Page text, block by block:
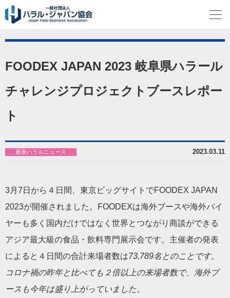
FOODEX JAPAN 2023 岐阜県ハラール
チャレンジプロジェクトブースレポー
ト
2023.03.11
最新ハラルニュース
3月7日から４日間、東京ビッグサイトでFOODEX JAPAN
2023が開催されました。FOODEXは海外ブースや海外バイ
ヤーも多く国内だけではなく世界とつながり商談ができる
アジア最大級の食品・飲料専門展示会です。主催者の発表
によると４日間の合計来場者数は73,789名とのことです。
コロナ禍の昨年と比べても２倍以上の来場者数で、海外ブ
ースも今年は盛り上がっていました。